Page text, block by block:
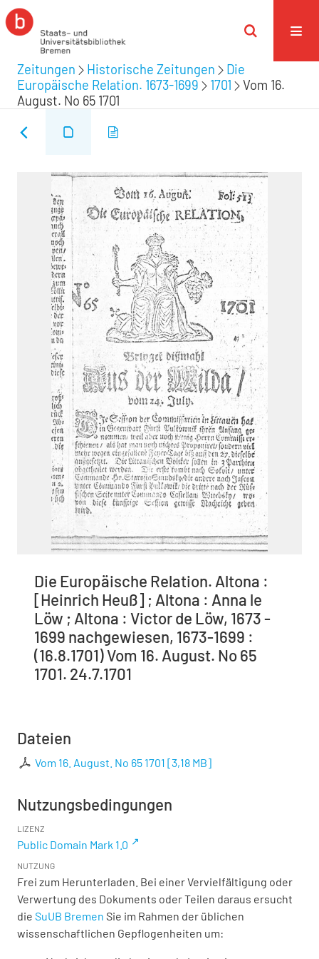
Zeitungen Historische Zeitungen
Die
Europäische Relation. 1673-1699
1701
Vom 16.
August. No 65 1701
Die Europäische Relation. Altona :
[Heinrich Heuß] ; Altona : Anna le
Löw ; Altona : Victor de Löw, 1673 -
1699 nachgewiesen, 1673-1699 :
(16.8.1701) Vom 16. August. No 65
1701. 24.7.1701
Dateien
Vom 16. August. No 65 1701 [3,18 MB]
Nutzungsbedingungen
LIZENZ
Public Domain Mark 1.0
NUTZUNG
Frei zum Herunterladen. Bei einer Vervielfältigung oder
Verwertung des Dokuments oder Teilen daraus ersucht
die SuUB Bremen Sie im Rahmen der üblichen
wissenschaftlichen Gepflogenheiten um: